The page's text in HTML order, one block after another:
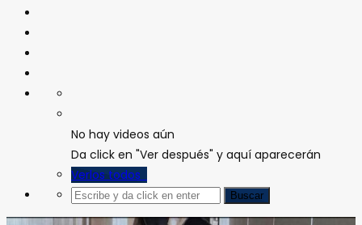
No hay videos aún
Da click en "Ver después" y aquí aparecerán
Verlos todos